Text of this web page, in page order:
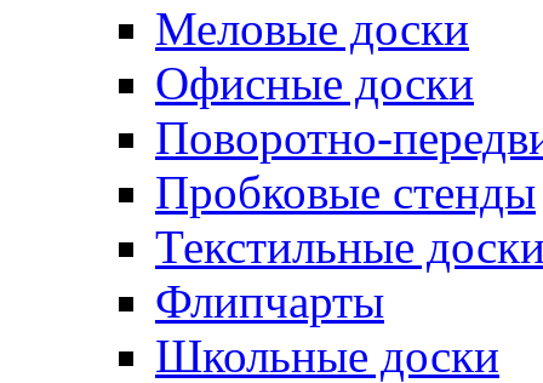
Меловые доски
Офисные доски
Поворотно-
Пробковые стенды
Текстильные
Флипчарты
Школьные доски